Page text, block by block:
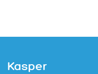
Kasper